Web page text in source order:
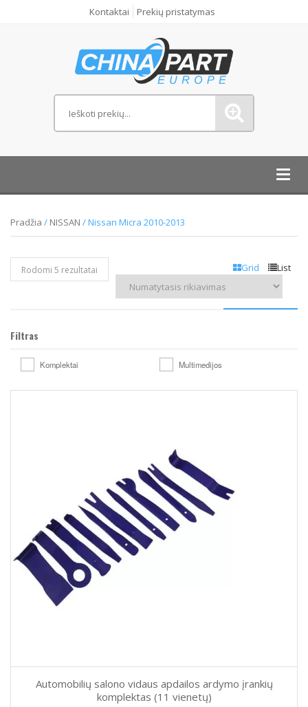
Kontaktai Prekių pristatymas
Pradžia / NISSAN / Nissan Micra 2010-2013
Grid List
Rodomi 5 rezultatai
Filtras
Komplektai Multimedijos
Automobilių salono vidaus apdailos ardymo įrankių
komplektas (11 vienetų)